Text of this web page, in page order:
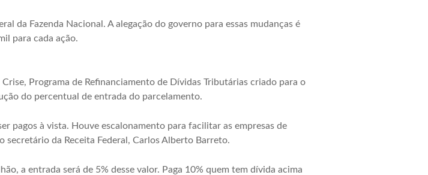
da Fazenda Nacional. A alegação do governo para essas mudanças é
para cada ação.
Programa de Refinanciamento de Dívidas Tributárias criado para o
do percentual de entrada do parcelamento.
pagos à vista. Houve escalonamento para facilitar as empresas de
secretário da Receita Federal, Carlos Alberto Barreto.
a entrada será de 5% desse valor. Paga 10% quem tem dívida acima